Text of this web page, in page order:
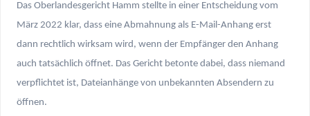
Das Oberlandesgericht Hamm stellte in einer Entscheidung vom
März 2022 klar, dass eine Abmahnung als E-Mail-Anhang erst
dann rechtlich wirksam wird, wenn der Empfänger den Anhang
auch tatsächlich öffnet. Das Gericht betonte dabei, dass niemand
verpflichtet ist, Dateianhänge von unbekannten Absendern zu
öffnen.